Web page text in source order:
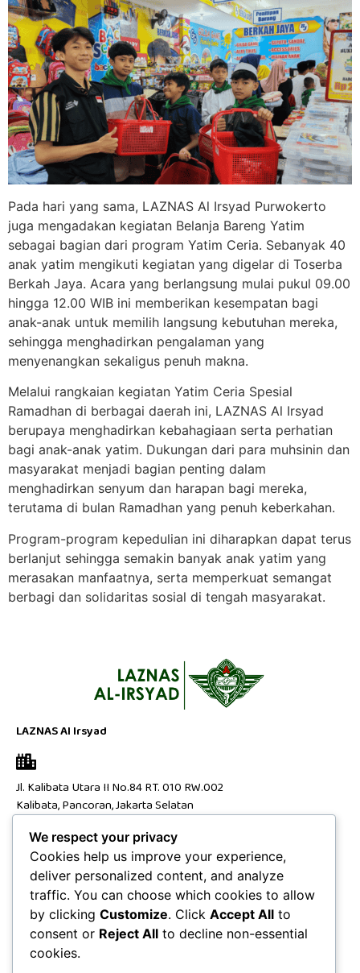
Pada hari yang sama, LAZNAS Al Irsyad Purwokerto
juga mengadakan kegiatan Belanja Bareng Yatim
sebagai bagian dari program Yatim Ceria. Sebanyak 40
anak yatim mengikuti kegiatan yang digelar di Toserba
Berkah Jaya. Acara yang berlangsung mulai pukul 09.00
hingga 12.00 WIB ini memberikan kesempatan bagi
anak-anak untuk memilih langsung kebutuhan mereka,
sehingga menghadirkan pengalaman yang
menyenangkan sekaligus penuh makna.
Melalui rangkaian kegiatan Yatim Ceria Spesial
Ramadhan di berbagai daerah ini, LAZNAS Al Irsyad
berupaya menghadirkan kebahagiaan serta perhatian
bagi anak-anak yatim. Dukungan dari para muhsinin dan
masyarakat menjadi bagian penting dalam
menghadirkan senyum dan harapan bagi mereka,
terutama di bulan Ramadhan yang penuh keberkahan.
Program-program kepedulian ini diharapkan dapat terus
berlanjut sehingga semakin banyak anak yatim yang
merasakan manfaatnya, serta memperkuat semangat
berbagi dan solidaritas sosial di tengah masyarakat.
LAZNAS Al Irsyad
Jl. Kalibata Utara II No.84 RT. 010 RW.002
Kalibata, Pancoran, Jakarta Selatan
Jalan H. Madrani No.1, Brubahan, Grendeng, Kec. Purwokerto
Utara, Kabupaten Banyumas, Jawa Tengah 53122​
We respect your privacy
Cookies help us improve your experience,
deliver personalized content, and analyze
traffic. You can choose which cookies to allow
by clicking Customize. Click Accept All to
consent or Reject All to decline non-essential
cookies.